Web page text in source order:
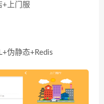
+上门服
伪静态+Redis